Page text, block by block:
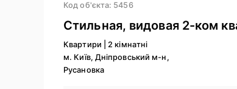
Код об'єкта: 5456
Стильная, видовая 2-ком
Квартири
2 кімнатні
м. Київ, Дніпровський м-н,
Русановка